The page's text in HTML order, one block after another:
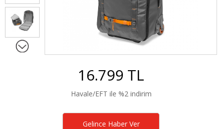
16.799 TL
Havale/EFT ile %2 indirim
Gelince Haber Ver